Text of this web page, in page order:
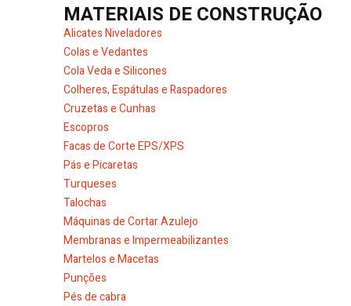
MATERIAIS DE CONSTRUÇÃO
Alicates Niveladores
Colas e Vedantes
Cola Veda e Silicones
Colheres, Espátulas e Raspadores
Cruzetas e Cunhas
Escopros
Facas de Corte EPS/XPS
Pás e Picaretas
Turqueses
Talochas
Máquinas de Cortar Azulejo
Membranas e Impermeabilizantes
Martelos e Macetas
Punções
Pés de cabra